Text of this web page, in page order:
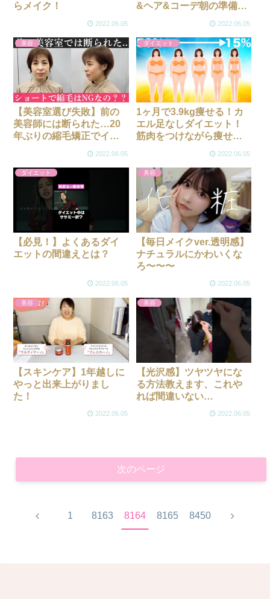
らメイク！
2022.06.05
&ヘア&コーデ朝の準備全
2022.06.05
美容
【美容室選び失敗】前の
美容師には断られた…20
年ぶりの縮毛矯正でイメ
2022.06.05
ダイエット
1ヶ月で3.9kg痩せる！カ
エル足なしダイエット！
筋肉をつけながら痩せ
ネジお腹痩せ運動【夏ト
レ30日間プログラム16日
目】@nannan fitness
2022.06.05
ダイエット
【必見！】よくあるダイ
エットの間違えとは？
2022.06.05
美容
【毎日メイクver.透明感】
ナチュラルにかわいくな
ろ〜〜〜
2022.06.05
美容
【スキンケア】1年越しに
やっと出来上がりまし
た！
2022.06.05
美容
【光沢感】ツヤツヤにな
る方法教えます、これや
れば間違いない
#shorts#haircare #ヘアケ
メント
2022.06.05
次のページ
前 1 8163 8164 8165 8450 次